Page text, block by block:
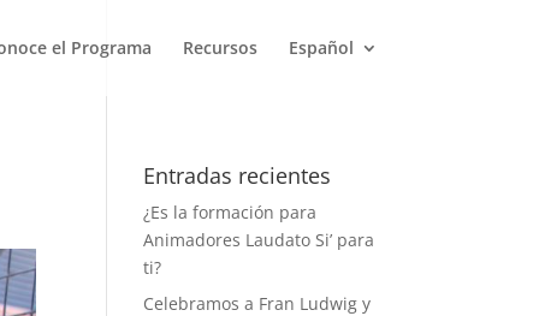
el Programa Recursos Español
Entradas recientes
¿Es la formación para
Animadores Laudato Si’ para
ti?
Celebramos a Fran Ludwig y